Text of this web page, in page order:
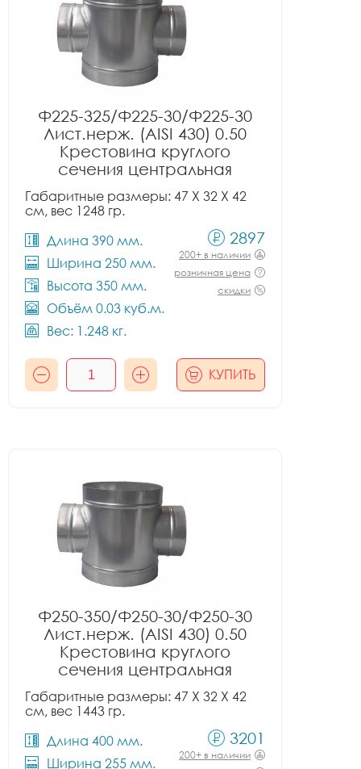
Ф225-325/Ф225-30/Ф225-30
Лист.нерж. (AISI 430) 0.50
Крестовина круглого
сечения центральная
Габаритные размеры: 47 X 32 X 42
см, вес 1248 гр.
Длина 390 мм.
Ширина 250 мм.
Высота 350 мм.
Объём 0.03 куб.м.
Вес: 1.248 кг.
2897
200+ в наличии
розничная цена
скидки
КУПИТЬ
Ф250-350/Ф250-30/Ф250-30
Лист.нерж. (AISI 430) 0.50
Крестовина круглого
сечения центральная
Габаритные размеры: 47 X 32 X 42
см, вес 1443 гр.
Длина 400 мм.
Ширина 255 мм.
3201
200+ в наличии